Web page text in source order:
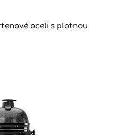
oceli s plotnou